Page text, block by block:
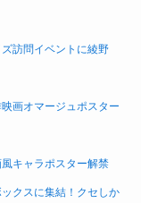
訪問イベントに綾野
画オマージュポスター
キャラポスター解禁
クスに集結！クセしか